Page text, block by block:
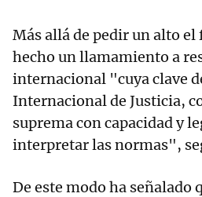
Más allá de pedir un alto el
hecho un llamamiento a
internacional "cuya clave
Internacional de Justicia,
suprema con capacidad y
interpretar las normas",
De este modo ha señalado